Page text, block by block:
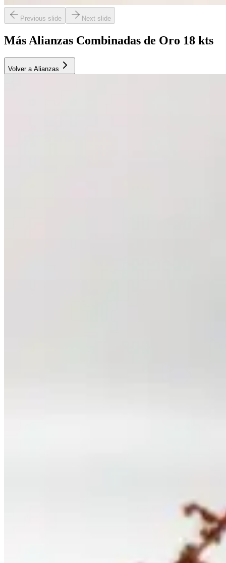
Previous slide Next slide
Más Alianzas Combinadas de Oro 18 kts
Volver a Alianzas